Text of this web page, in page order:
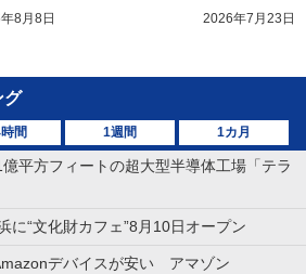
8月8日 2026年7月23日
グ
間 1週間 1カ月
平方フィートの超大型半導体工場「テラ
に“文化財カフェ”8月10日オープン
デバイスが安い アマゾン